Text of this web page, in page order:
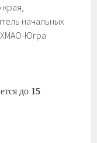
начальных
ХМАО-Югра
до 15